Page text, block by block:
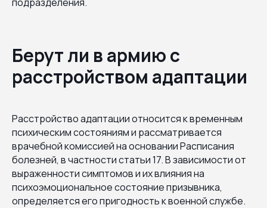
Берут ли в армию с
расстройством адаптации
Расстройство адаптации относится к временным
психическим состояниям и рассматривается
врачебной комиссией на основании Расписания
болезней, в частности статьи 17. В зависимости от
выраженности симптомов и их влияния на
психоэмоциональное состояние призывника,
определяется его пригодность к военной службе.